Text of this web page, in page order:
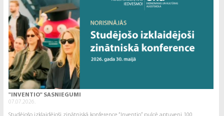
"INVENTIO" SASNIEGUMI
07.07.2026.